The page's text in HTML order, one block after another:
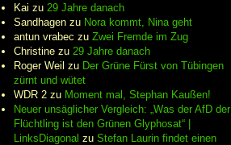
Kai zu 29 Jahre danach
Sandhagenzu Nora kommt, Nina geht
antun vrabec zu Zwei Fremde im Zug
Christinezu 29 Jahre danach
Roger Weil zu Der Grüne Fürst von Tübingen
zürnt und wütet
WDR 2zu Moment mal, Stephan Kaußen!
Neuer unsäglicher Vergleich: „Was der AfD der
Flüchtling ist den Grünen Glyphosat“ |
LinksDiagonal zu Stefan Laurin findet einen